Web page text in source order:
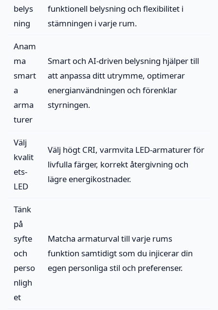
belys
ning
funktionell belysning och flexibilitet i
stämningen i varje rum.
Anam
ma
smart
a
arma
turer
Smart och AI-driven belysning hjälper till
att anpassa ditt utrymme, optimerar
energianvändningen och förenklar
styrningen.
Välj
kvalit
ets-
LED
Välj högt CRI, varmvita LED-armaturer för
livfulla färger, korrekt återgivning och
lägre energikostnader.
Tänk
på
syfte
och
perso
nligh
et
Matcha armaturval till varje rums
funktion samtidigt som du injicerar din
egen personliga stil och preferenser.